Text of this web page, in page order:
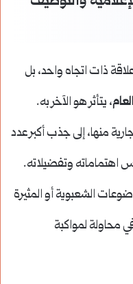
ذات اتجاه واحد، بل
، يتأثر هو الآخر به.
منها، إلى جذب أكبر عدد
اهتماماته وتفضيلاته.
الشعبوية أو المثيرة
محاولة لمواكبة